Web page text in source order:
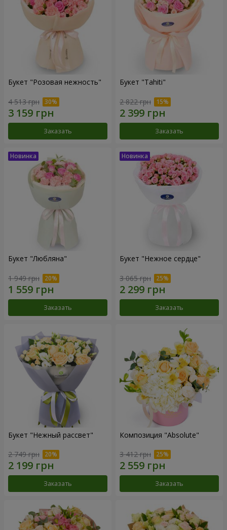
Букет "Розовая нежность"
4 513 грн
Заказать
Букет "Tahiti"
2 822 грн
Заказать
Букет "Любляна"
1 949 грн
Заказать
Букет "Нежное сердце"
3 065 грн
Заказать
Букет "Нежный рассвет"
2 749 грн
Заказать
Композиция "Absolute"
3 412 грн
Заказать